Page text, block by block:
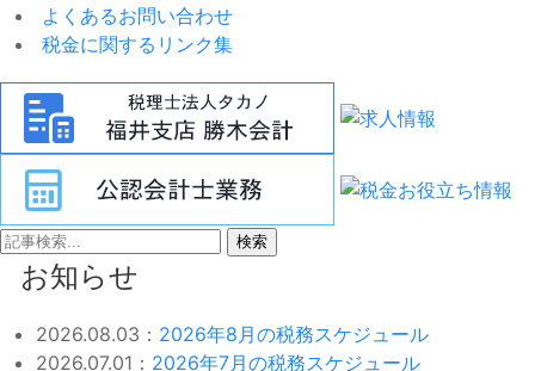
よくあるお問い合わせ
税金に関するリンク集
検索
お知らせ
2026.08.03： 2026年8月の税務スケジュール
2026.07.01： 2026年7月の税務スケジュール